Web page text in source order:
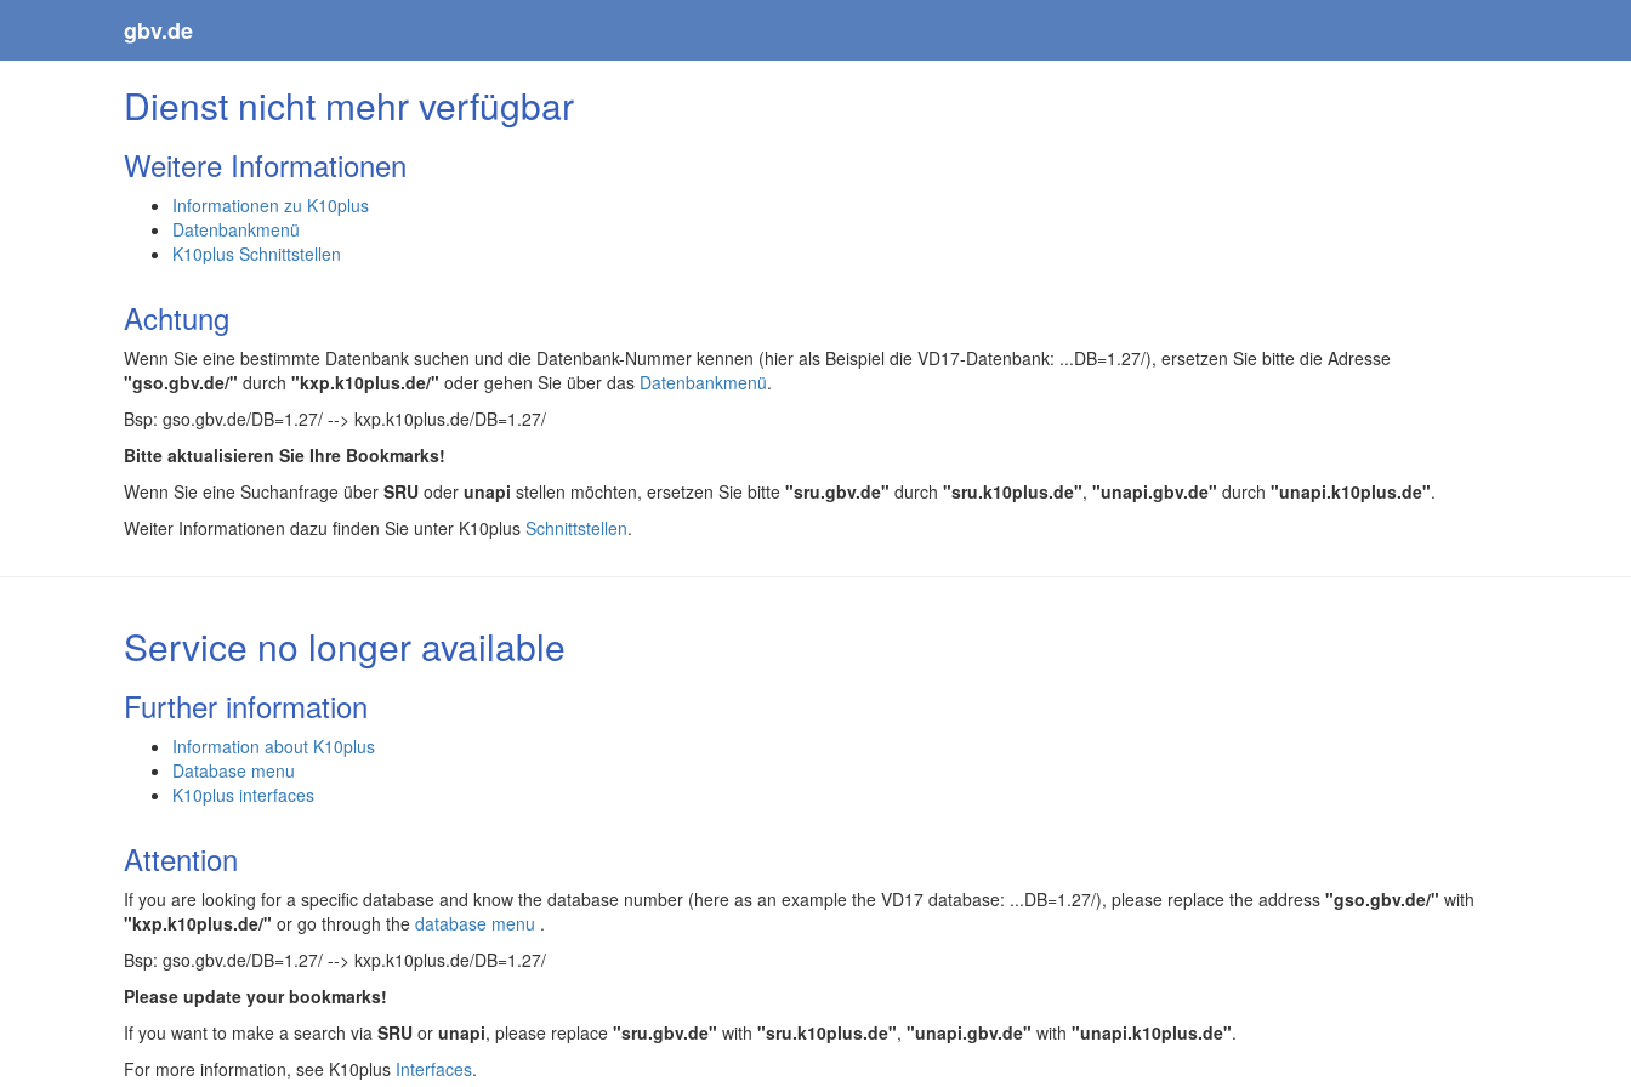
gbv.de
Dienst nicht mehr verfügbar
Weitere Informationen
Informationen zu K10plus
Datenbankmenü
K10plus Schnittstellen
Achtung
Wenn Sie eine bestimmte Datenbank suchen und die Datenbank-Nummer kennen (hier als Beispiel die VD17-Datenbank: ...DB=1.27/), ersetzen Sie bitte die Adresse
"gso.gbv.de/" durch "kxp.k10plus.de/" oder gehen Sie über das Datenbankmenü.
Bsp: gso.gbv.de/DB=1.27/ --> kxp.k10plus.de/DB=1.27/
Bitte aktualisieren Sie Ihre Bookmarks!
Wenn Sie eine Suchanfrage über SRU oder unapi stellen möchten, ersetzen Sie bitte "sru.gbv.de" durch "sru.k10plus.de", "unapi.gbv.de" durch "unapi.k10plus.de".
Weiter Informationen dazu finden Sie unter K10plus Schnittstellen.
Service no longer available
Further information
Information about K10plus
Database menu
K10plus interfaces
Attention
If you are looking for a specific database and know the database number (here as an example the VD17 database: ...DB=1.27/), please replace the address "gso.gbv.de/" with
"kxp.k10plus.de/" or go through the database menu .
Bsp: gso.gbv.de/DB=1.27/ --> kxp.k10plus.de/DB=1.27/
Please update your bookmarks!
If you want to make a search via SRU or unapi, please replace "sru.gbv.de" with "sru.k10plus.de", "unapi.gbv.de" with "unapi.k10plus.de".
For more information, see K10plus Interfaces.